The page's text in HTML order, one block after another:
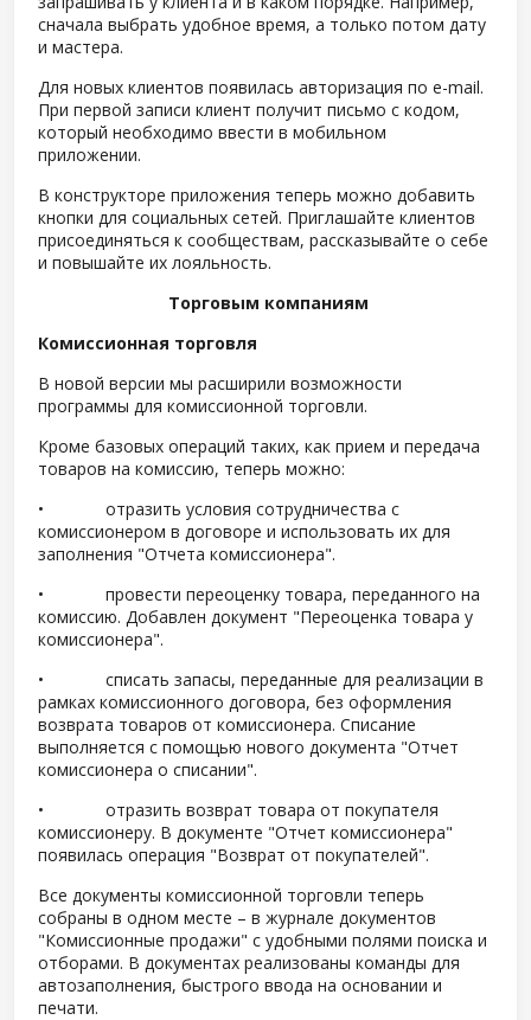
сначала выбрать удобное время, а только потом дату
и мастера.
Для новых клиентов появилась авторизация по e-mail.
При первой записи клиент получит письмо с кодом,
который необходимо ввести в мобильном
приложении.
В конструкторе приложения теперь можно добавить
кнопки для социальных сетей. Приглашайте клиентов
присоединяться к сообществам, рассказывайте о себе
и повышайте их лояльность.
Торговым компаниям
Комиссионная торговля
В новой версии мы расширили возможности
программы для комиссионной торговли.
Кроме базовых операций таких, как прием и передача
товаров на комиссию, теперь можно:
• отразить условия сотрудничества с
комиссионером в договоре и использовать их для
заполнения "Отчета комиссионера".
• провести переоценку товара, переданного на
комиссию. Добавлен документ "Переоценка товара у
комиссионера".
• списать запасы, переданные для реализации в
рамках комиссионного договора, без оформления
возврата товаров от комиссионера. Списание
выполняется с помощью нового документа "Отчет
комиссионера о списании".
• отразить возврат товара от покупателя
комиссионеру. В документе "Отчет комиссионера"
появилась операция "Возврат от покупателей".
Все документы комиссионной торговли теперь
собраны в одном месте – в журнале документов
"Комиссионные продажи" с удобными полями поиска и
отборами. В документах реализованы команды для
автозаполнения, быстрого ввода на основании и
печати.